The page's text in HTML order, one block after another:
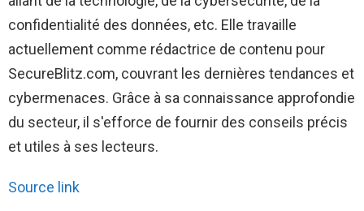
confidentialité des données, etc. Elle travaille
actuellement comme rédactrice de contenu pour
SecureBlitz.com, couvrant les dernières tendances et
cybermenaces. Grâce à sa connaissance approfondie
du secteur, il s'efforce de fournir des conseils précis
et utiles à ses lecteurs.
Source link